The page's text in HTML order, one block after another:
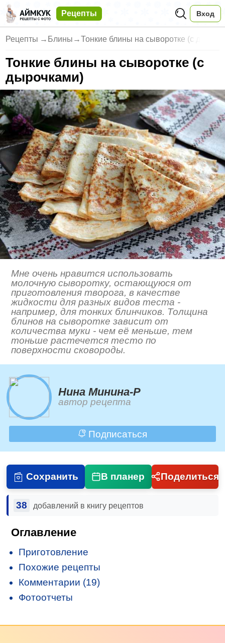
Рецепты Вход
Рецепты → Блины →Тонкие блины на сыворотке (с д
Тонкие блины на сыворотке (с
дырочками)
Мне очень нравится использовать
молочную сыворотку, остающуюся от
приготовления творога, в качестве
жидкости для разных видов теста -
например, для тонких блинчиков. Толщина
блинов на сыворотке зависит от
количества муки - чем её меньше, тем
тоньше растечется тесто по
поверхности сковороды.
Нина Минина-Р
автор рецепта
Подписаться
Сохранить В планер Поделиться
38 добавлений в книгу рецептов
Оглавление
Приготовление
Похожие рецепты
Комментарии (19)
Фотоотчеты